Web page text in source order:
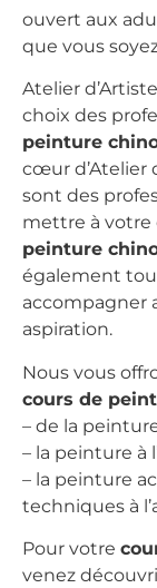
ouvert aux
que vous
Atelier
choix des
peinture
cœur d’Atelier
sont des
mettre à votre
peinture
également
accompagner
aspiration.
Nous vous
cours de
– de la
– la peinture à
– la peinture
techniques à
Pour votre
venez